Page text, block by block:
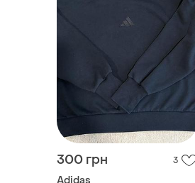
300 грн 3